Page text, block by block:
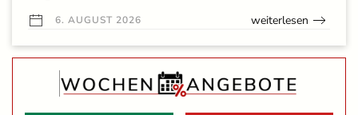
6. AUGUST 2026 weiterlesen